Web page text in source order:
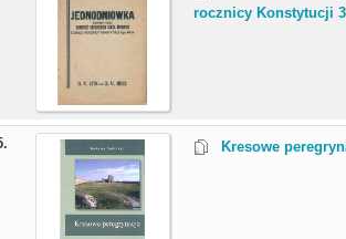
rocznicy Konstytucji
Kresowe